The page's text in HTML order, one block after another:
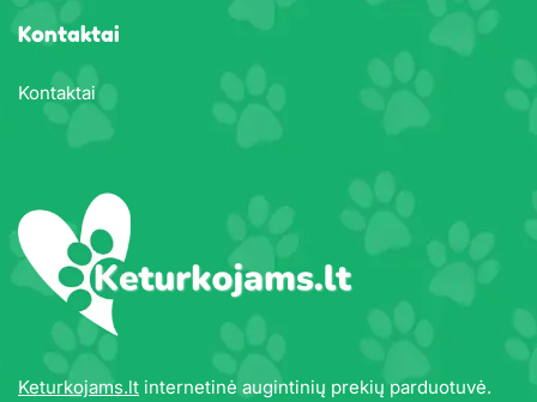
Kontaktai
Kontaktai
Keturkojams.lt internetinė augintinių prekių parduotuvė.